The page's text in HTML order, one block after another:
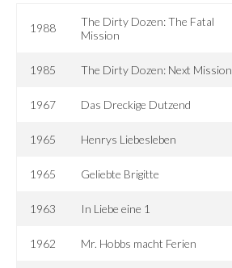
1988
The Dirty Dozen: The Fatal
Mission
1985 The Dirty Dozen: Next Mission
1967 Das Dreckige Dutzend
1965 Henrys Liebesleben
1965 Geliebte Brigitte
1963 In Liebe eine 1
1962 Mr. Hobbs macht Ferien